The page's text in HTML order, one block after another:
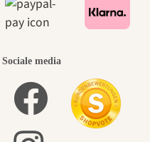
Sociale media